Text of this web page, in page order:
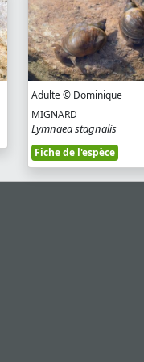
Adulte © Dominique
MIGNARD
Lymnaea stagnalis
Fiche de l'espèce